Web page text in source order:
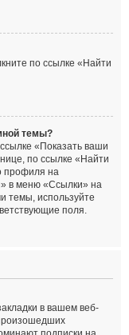
по ссылке «Найти
темы?
«Показать ваши
по ссылке «Найти
профиля на
в меню «Ссылки» на
темы, используйте
поля.
в вашем веб-